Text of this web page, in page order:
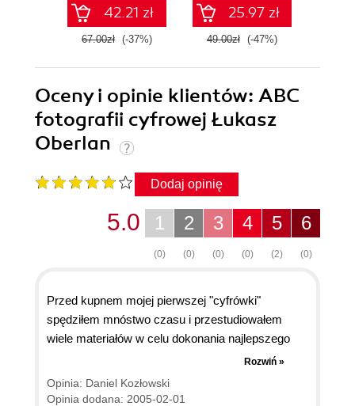
42.21 zł
67.00zł (-37%)
25.97 zł
49.00zł (-47%)
Oceny i opinie klientów: ABC
fotografii cyfrowej Łukasz
Oberlan
Dodaj opinię
6
(0)
5
(2)
4
(0)
3
(0)
2
(0)
1
(0)
5.0
Przed kupnem mojej pierwszej "cyfrówki"
spędziłem mnóstwo czasu i przestudiowałem
wiele materiałów w celu dokonania najlepszego
wyboru. Teraz żałuję, że wcześniej nie posiadałem
tej pozycji, gdyż byłoby mi o wiele łatwiej.
Niezależnie od tego autor książki zaoferował mi
Rozwiń »
Opinia: Daniel Kozłowski
Opinia dodana: 2005-02-01